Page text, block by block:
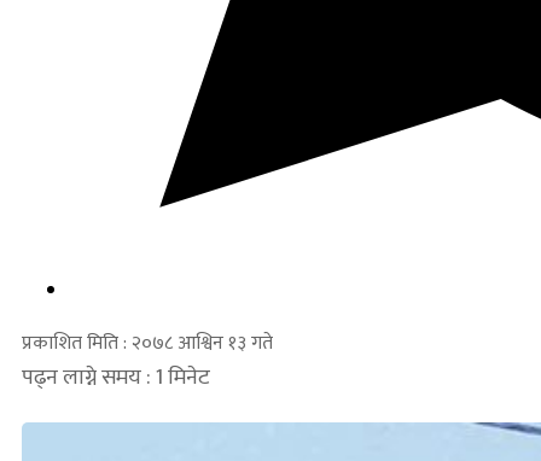
प्रकाशित मिति : २०७८ आश्विन १३ गते
पढ्न लाग्ने समय : 1 मिनेट